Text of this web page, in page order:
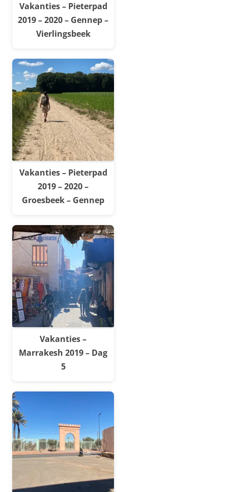
Vakanties – Pieterpad
2019 – 2020 – Gennep –
Vierlingsbeek
Vakanties – Pieterpad
2019 – 2020 –
Groesbeek – Gennep
Vakanties –
Marrakesh 2019 – Dag
5